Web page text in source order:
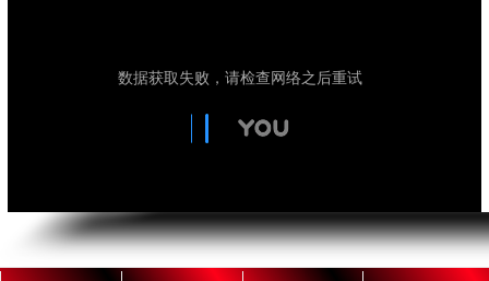
南
酒
湖
光
立
于
年，
PLC
训,PLC
编
训